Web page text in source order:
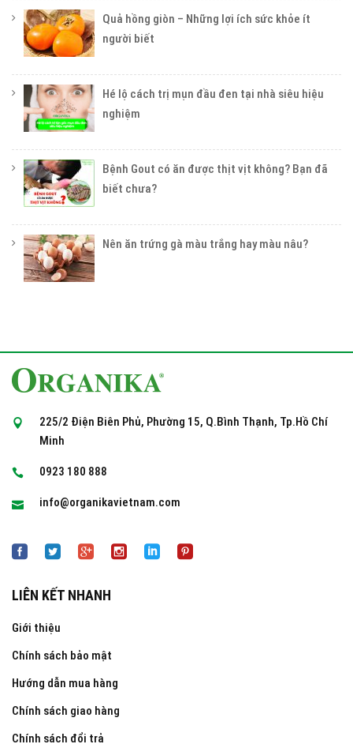
Quả hồng giòn – Những lợi ích sức khỏe ít
người biết
Hé lộ cách trị mụn đầu đen tại nhà siêu hiệu
nghiệm
Bệnh Gout có ăn được thịt vịt không? Bạn đã
biết chưa?
Nên ăn trứng gà màu trắng hay màu nâu?
225/2 Điện Biên Phủ, Phường 15, Q.Bình Thạnh, Tp.Hồ Chí
Minh
0923 180 888
info@organikavietnam.com
LIÊN KẾT NHANH
Giới thiệu
Chính sách bảo mật
Hướng dẫn mua hàng
Chính sách giao hàng
Chính sách đổi trả